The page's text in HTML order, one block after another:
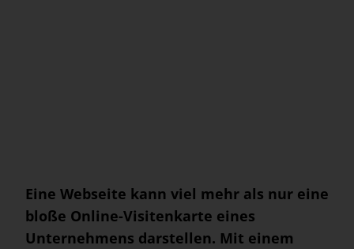
Eine Webseite kann viel mehr als nur eine
bloße Online-Visitenkarte eines
Unternehmens darstellen. Mit einem